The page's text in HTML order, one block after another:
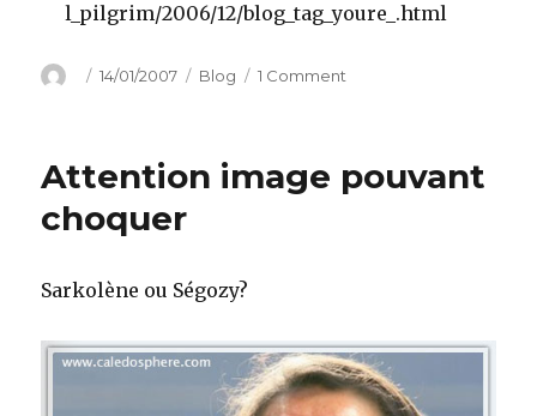
l_pilgrim/2006/12/blog_tag_youre_.html
Author
Posted
14/01/2007 Categories
Blog 1 Comment
vous
ne
Attention image pouvant
choquer
Sarkolène ou Ségozy?